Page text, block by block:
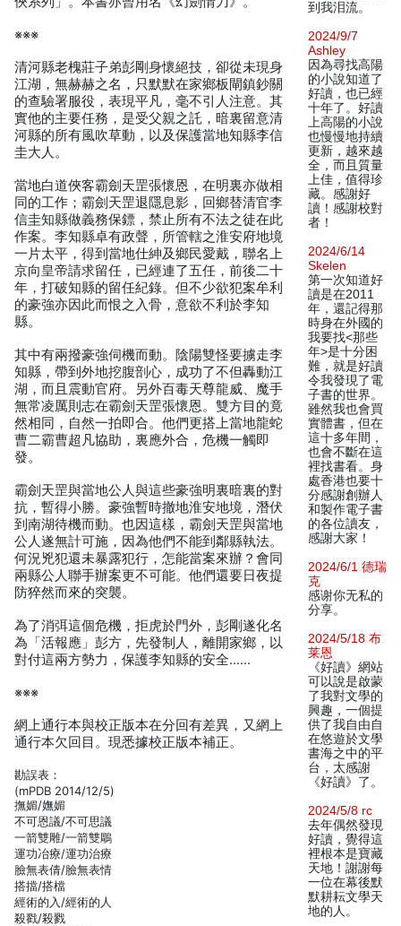
※※※
清河縣老槐莊子弟彭剛身懷絕技，卻從未現身
江湖，無赫赫之名，只默默在家鄉板閘鎮鈔關
的查驗署服役，表現平凡，毫不引人注意。其
實他的主要任務，是受父親之託，暗裏留意清
河縣的所有風吹草動，以及保護當地知縣李信
圭大人。
當地白道俠客霸劍天罡張懷恩，在明裏亦做相
同的工作；霸劍天罡退隱息影，回鄉替清官李
信圭知縣做義務保鏢，禁止所有不法之徒在此
作案。李知縣卓有政聲，所管轄之淮安府地境
一片太平，得到當地仕紳及鄉民愛戴，聯名上
京向皇帝請求留任，已經連了五任，前後二十
年，打破知縣的留任紀錄。但不少欲犯案牟利
的豪強亦因此而恨之入骨，意欲不利於李知
縣。
其中有兩撥豪強伺機而動。陰陽雙怪要擄走李
知縣，帶到外地挖腹剖心，成功了不但轟動江
湖，而且震動官府。另外百毒天尊龍威、魔手
無常凌厲則志在霸劍天罡張懷恩。雙方目的竟
然相同，自然一拍即合。他們更搭上當地龍蛇
曹二霸曹超凡協助，裏應外合，危機一觸即
發。
霸劍天罡與當地公人與這些豪強明裏暗裏的對
抗，暫得小勝。豪強暫時撤地淮安地境，潛伏
到南湖待機而動。也因這樣，霸劍天罡與當地
公人遂無計可施，因為他們不能到鄰縣執法。
何況兇犯還未暴露犯行，怎能當案來辦？會同
兩縣公人聯手辦案更不可能。他們還要日夜提
防猝然而來的突襲。
為了消弭這個危機，拒虎於門外，彭剛遂化名
為「活報應」彭方，先發制人，離開家鄉，以
對付這兩方勢力，保護李知縣的安全……
※※※
網上通行本與校正版本在分回有差異，又網上
通行本欠回目。現悉據校正版本補正。
勘誤表：
(mPDB 2014/12/5)
撫媚/嫵媚
不可恩議/不可思議
一箭雙雕/一箭雙鵰
運功冶療/運功治療
臉無表倩/臉無表情
搭擋/搭檔
經術的入/經術的人
殺戳/殺戮
到我泪流。
2024/9/7
Ashley
因為尋找高陽
的小說知道了
好讀，也已經
十年了。好讀
上高陽的小說
也慢慢地持續
更新，越來越
全，而且質量
上佳，值得珍
藏。感謝好
讀！感謝校對
者！
2024/6/14
Skelen
第一次知道好
讀是在2011
年，還記得那
時身在外國的
我要找<那些
年>是十分困
難，就是好讀
令我發現了電
子書的世界。
雖然我也會買
實體書，但在
這十多年間，
也會不斷在這
裡找書看。身
處香港也要十
分感謝創辦人
和製作電子書
的各位讀友，
感謝大家！
2024/6/1 德瑞
克
感谢你无私的
分享。
2024/5/18 布
莱恩
《好讀》網站
可以說是啟蒙
了我對文學的
興趣，一個提
供了我自由自
在悠遊於文學
書海之中的平
台，太感謝
《好讀》了。
2024/5/8 rc
去年偶然發現
好讀，覺得這
裡根本是寶藏
天地！謝謝每
一位在幕後默
默耕耘文學天
地的人。